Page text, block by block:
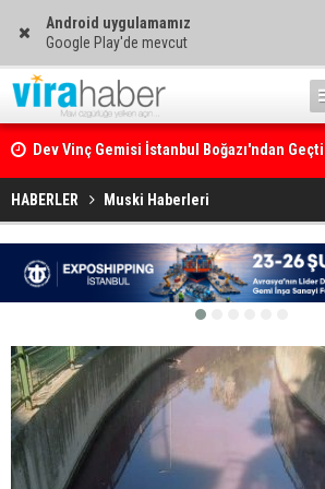
Android uygulamamız
Google Play'de mevcut
Dev Vinç Gemisi İstanbul Boğazı'ndan Geçti
Ege Denizi’nin En Büyük Mercan Ormanı
HABERLER Muski Haberleri